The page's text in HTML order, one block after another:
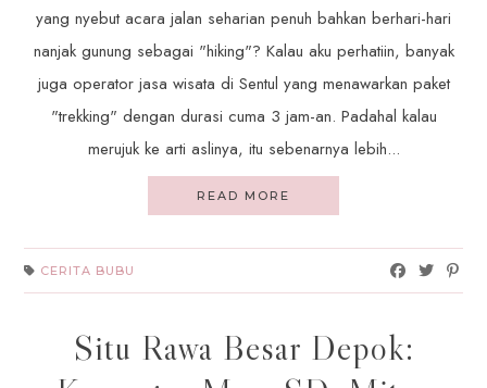
yang nyebut acara jalan seharian penuh bahkan berhari-hari
nanjak gunung sebagai "hiking"? Kalau aku perhatiin, banyak
juga operator jasa wisata di Sentul yang menawarkan paket
"trekking" dengan durasi cuma 3 jam-an. Padahal kalau
merujuk ke arti aslinya, itu sebenarnya lebih...
READ MORE
CERITA BUBU
Situ Rawa Besar Depok: